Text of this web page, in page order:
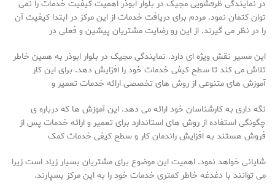
در نمایندگی ظرفشویی مجیک در بلوار ابوذر اهمیت کیفیت خدمات را نمی
توان کتمان نمود. مردم برای دریافت خدمات از این مرکز در ابتدا کیفیت آن
را در نظر می گیرند. از این رو رضایت مشتریان پیشین و فعلی در
این مسیر نقش ویژه ای دارد. نمایندگی مجیک در بلوار ابوذر به همین خاطر
تلاش می کند تا سطح کیفی خدمات خود را افزایش دهد. برای این کار
آموزش های متنوعی از روش های تخصصی ارائه خدمات تعمیر و
نگه داری به کارشناسان خود ارائه می دهد. این آموزش ها که درباره ی
چگونگی استفاده از روش های استاندارد برای تعمیر و ارائه خدمات پس از
فروش هستند به افزایش راندمان کار و سطح کیفی خدمات کمک
شایانی خواهد نمود. اهمیت این موضوع برای مشتریان بسیار زیاد است زیرا
می توانند با دغدغه خاطر کمتری خدمات خود را به این مرکز بسپارند.